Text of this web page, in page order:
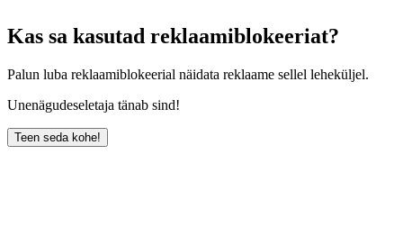
Kas sa kasutad reklaamiblokeeriat?
Palun luba reklaamiblokeerial näidata reklaame sellel leheküljel.
Unenägudeseletaja tänab sind!
Teen seda kohe!